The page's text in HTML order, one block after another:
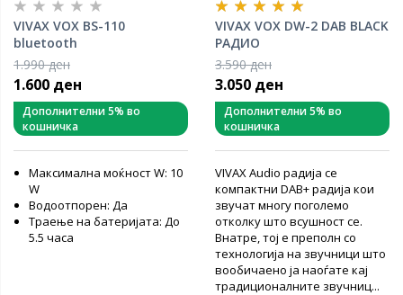
VIVAX VOX BS-110
bluetooth
1.990 ден
1.600 ден
Дополнителни 5% во
кошничка
Максимална моќност W: 10
W
Водоотпорен: Да
Траење на батеријата: До
5.5 часа
VIVAX VOX DW-2 DAB BLACK
РАДИО
3.590 ден
3.050 ден
Дополнителни 5% во
кошничка
VIVAX Audio радија се
компактни DAB+ радија кои
звучат многу поголемо
отколку што всушност се.
Внатре, тој е преполн со
технологија на звучници што
вообичаено ја наоѓате кај
традиционалните звучниц...